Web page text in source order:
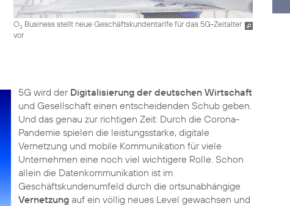
O2Business stellt neue Geschäftskundentarife für das 5G-Zeitalter
vor
5G wird der Digitalisierung der deutschen Wirtschaft
und Gesellschaft einen entscheidenden Schub geben.
Und das genau zur richtigen Zeit: Durch die Corona-
Pandemie spielen die leistungsstarke, digitale
Vernetzung und mobile Kommunikation für viele
Unternehmen eine noch viel wichtigere Rolle. Schon
allein die Datenkommunikation ist im
Geschäftskundenumfeld durch die ortsunabhängige
Vernetzungauf ein völlig neues Level gewachsen und